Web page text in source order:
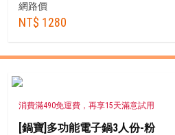
網路價
NT$ 1280
消費滿490免運費，再享15天滿意試用
[鍋寶]多功能電子鍋3人份-粉